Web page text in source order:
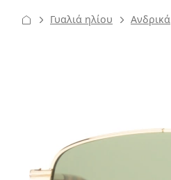
Γυαλιά ηλίου Ανδρικά